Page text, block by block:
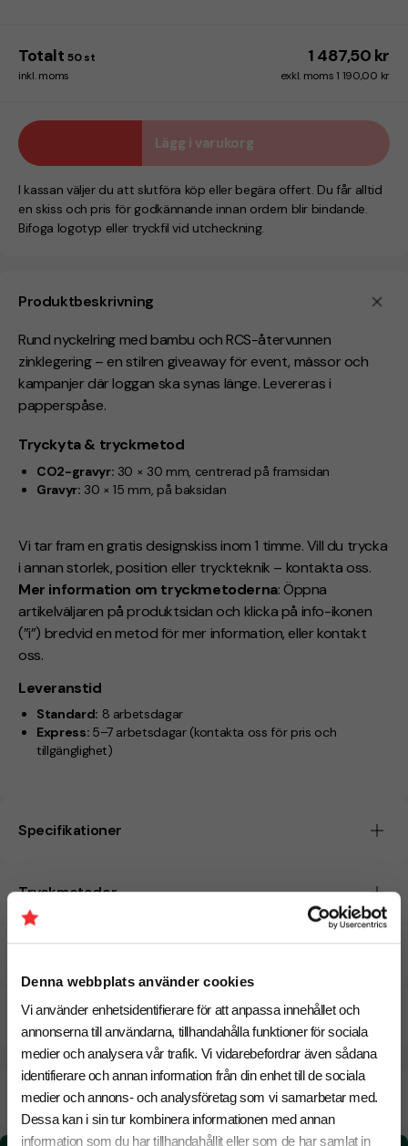
Denna webbplats använder cookies
Vi använder enhetsidentifierare för att anpassa innehållet och
annonserna till användarna, tillhandahålla funktioner för sociala
medier och analysera vår trafik. Vi vidarebefordrar även sådana
identifierare och annan information från din enhet till de sociala
medier och annons- och analysföretag som vi samarbetar med.
Dessa kan i sin tur kombinera informationen med annan
information som du har tillhandahållit eller som de har samlat in
Produktbeskrivning
Rund nyckelring medbambu och RCS-återvunnen
zinklegering– en stilren giveaway för event, mässor och
kampanjer där loggan ska synas länge. Levereras i
papperspåse.
Tryckyta & tryckmetod
CO2-gravyr: 30 × 30 mm, centrerad på framsidan
Gravyr: 30 × 15 mm, på baksidan
Vi tar fram en gratis designskiss inom 1 timme. Vill du trycka
i annan storlek, position eller tryckteknik – kontakta oss.
Mer information om tryckmetoderna: Öppna
artikelväljaren på produktsidan och klicka på info-ikonen
(”i”) bredvid en metod för mer information, eller kontakt
oss.
Leveranstid
Standard: 8 arbetsdagar
Express: 5–7 arbetsdagar (kontakta oss för pris och
tillgänglighet)
Specifikationer
Tryckmetoder
CO₂e -avtryck
Totalt 50 st 1 487,50 kr
inkl. moms exkl. moms 1 190,00 kr
Lägg i varukorg
I kassan väljer du att slutföra köp eller begära offert. Du får alltid
en skiss och pris för godkännande innan ordern blir bindande.
Bifoga logotyp eller tryckfil vid utcheckning.
18 Augusti Beräknad leveranstid: 8 arbetsdagar
Snabbare leverans? Kontakta oss.